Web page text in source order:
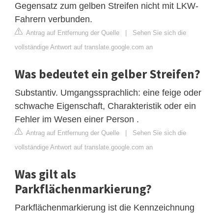
Gegensatz zum gelben Streifen nicht mit LKW-
Fahrern verbunden.
Antrag auf Entfernung der Quelle | Sehen Sie sich die
vollständige Antwort auf translate.google.com an
Was bedeutet ein gelber Streifen?
Substantiv. Umgangssprachlich: eine feige oder
schwache Eigenschaft, Charakteristik oder ein
Fehler im Wesen einer Person .
Antrag auf Entfernung der Quelle | Sehen Sie sich die
vollständige Antwort auf translate.google.com an
Was gilt als
Parkflächenmarkierung?
Parkflächenmarkierung ist die Kennzeichnung